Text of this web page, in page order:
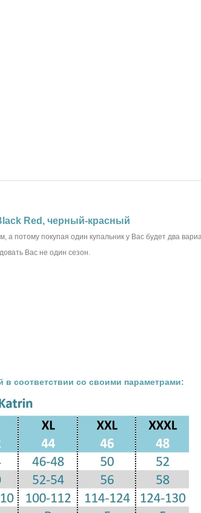
Red, черный-красный
а потому покупая один купальник у Вас будет два
Вас не один сезон.
в соответствии со своими параметрами: